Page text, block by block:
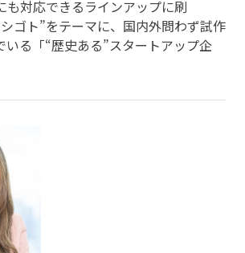
も対応できるラインアップに刷
ゴト”をテーマに、国内外問わず試作
いる「“歴史ある”スタートアップ企